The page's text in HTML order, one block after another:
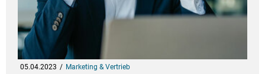
05.04.2023 Marketing & Vertrieb